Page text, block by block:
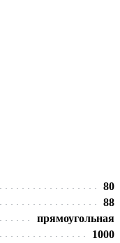
80
88
прямоугольная
1000